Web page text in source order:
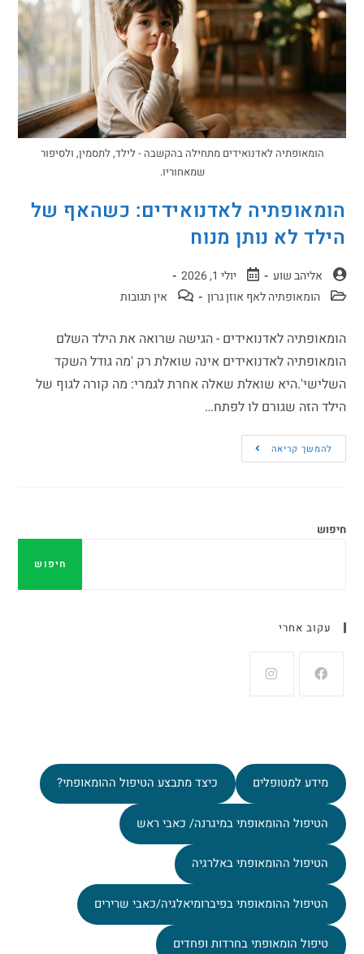
הומאופתיה לאדנואידים מתחילה בהקשבה - לילד, לתסמין, ולסיפור
שמאחוריו.
הומאופתיה לאדנואידים: כשהאף של
הילד לא נותן מנוח
אליהב שוע
יולי 1, 2026
הומאופתיה לאף אוזן גרון
אין תגובות
הומאופתיה לאדנואידים - הגישה שרואה את הילד השלם
הומאופתיה לאדנואידים אינה שואלת רק 'מה גודל השקד
השלישי'.היא שואלת שאלה אחרת לגמרי: מה קורה לגוף של
הילד הזה שגורם לו לפתח…
להמשך קריאה
חיפוש
חיפוש
עקוב אחרי
מידע למטופלים כיצד מתבצע הטיפול ההומאופתי?
הטיפול ההומאופתי במיגרנה/ כאבי ראש
הטיפול ההומאופתי באלרגיה
הטיפול ההומאופתי בפיברומיאלגיה/כאבי שרירים
טיפול הומאופתי בחרדות ופחדים